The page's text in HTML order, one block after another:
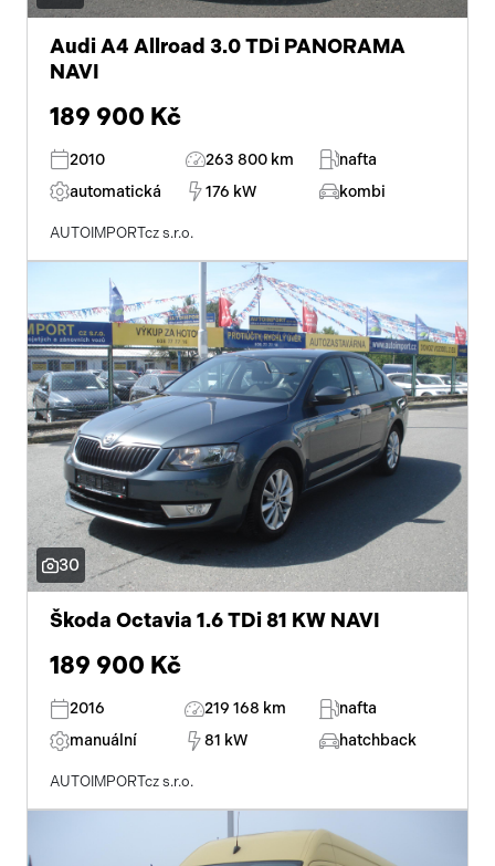
Audi A4 Allroad 3.0 TDi PANORAMA
NAVI
189 900 Kč
2010 263 800 km
nafta
automatická
176 kW kombi
AUTOIMPORTcz s.r.o.
30
Škoda Octavia 1.6 TDi 81 KW NAVI
189 900 Kč
2016 219 168 km
nafta
manuální
81 kW hatchback
AUTOIMPORTcz s.r.o.